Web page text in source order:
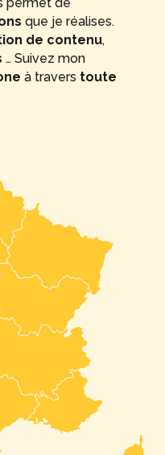
que je réalises.
de contenu,
… Suivez mon
à travers toute